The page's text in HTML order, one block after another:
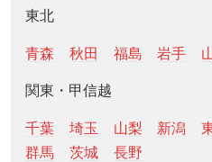
東北
青森 秋田 福島 岩手
関東・甲信越
千葉 埼玉 山梨 新潟
群馬
茨城 長野